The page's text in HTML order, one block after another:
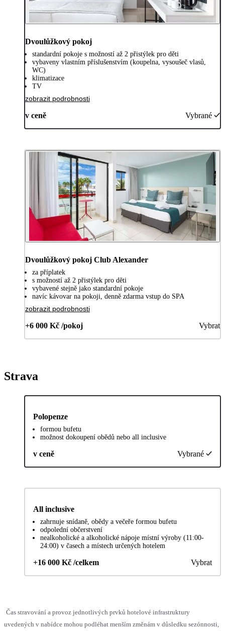
Dvoulůžkový pokoj
standardní pokoje s možností až 2 přistýlek pro děti
vybaveny vlastním příslušenstvím (koupelna, vysoušeč vlasů,
WC)
klimatizace
TV
zobrazit podrobnosti
v ceně Vybrané
Dvoulůžkový pokoj Club Alexander
za příplatek
s možností až 2 přistýlek pro děti
vybavené stejně jako standardní pokoje
navíc kávovar na pokoji, denně zdarma vstup do SPA
zobrazit podrobnosti
+6 000 Kč /pokoj Vybrat
Strava
Polopenze
formou bufetu
možnost dokoupení obědů nebo all inclusive
v ceně Vybrané
All inclusive
zahrnuje snídaně, obědy a večeře formou bufetu
odpolední občerstvení
nealkoholické a alkoholické nápoje místní výroby (11:00-
24:00) v časech a místech určených hotelem
+16 000 Kč /celkem Vybrat
Čas stravování a provoz jednotlivých prvků hotelové infrastruktury
uvedených v nabídce mohou podléhat menším změnám v důsledku sezónnosti,